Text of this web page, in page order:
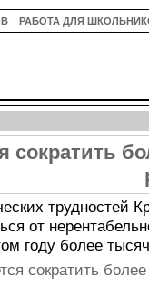
РАБОТА ДЛЯ
сократить
трудностей
от
году более
сократить